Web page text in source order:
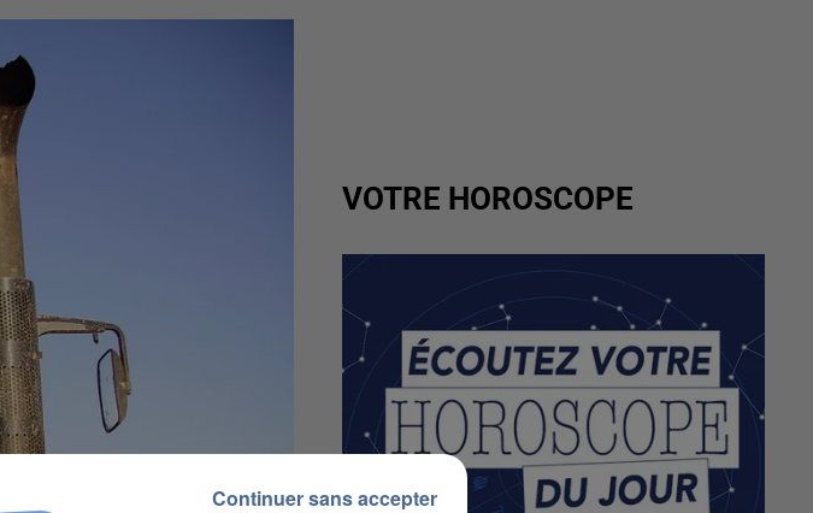
VOTRE HOROSCOPE
Continuer sans accepter